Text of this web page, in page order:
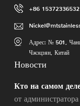
+86 15372336532
Адрес: № 501,
Чжэцзян, Китай
Новости
Кто на самом
от